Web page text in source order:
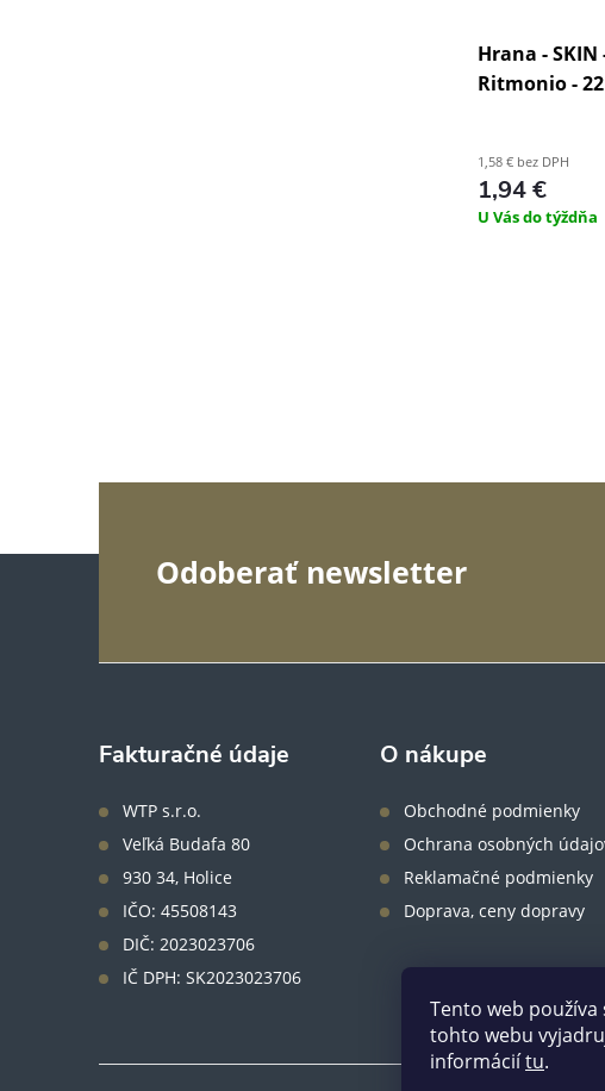
Tento web
tohto webu
informáciítu.
Hrana - SKIN
Ritmonio -
1,58 € bez DPH
1,94 €
U Vás do týždňa
Odoberať newsletter
Fakturačné údaje
WTP s.r.o.
Veľká Budafa 80
930 34, Holice
IČO: 45508143
DIČ: 2023023706
IČ DPH: SK2023023706
O nákupe
Obchodné podmienky
Ochrana osobných
Reklamačné podmienky
Doprava, ceny dopravy